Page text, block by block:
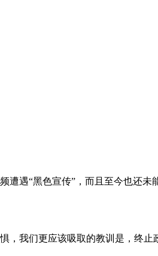
遇“黑色宣传”，而且至今也还未
我们更应该吸取的教训是，终